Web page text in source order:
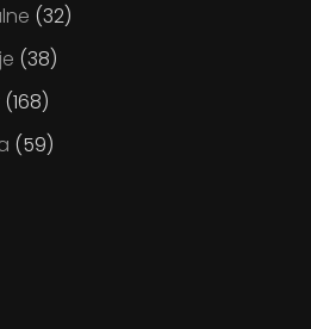
(32)
(38)
(168)
(59)